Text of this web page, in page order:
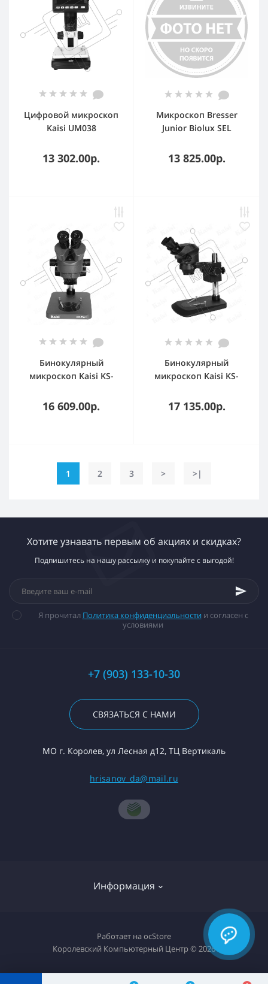
Цифровой микроскоп
Kaisi UM038
13 302.00р.
Микроскоп Bresser
Junior Biolux SEL
3 объектива синий
13 825.00р.
Бинокулярный
микроскоп Kaisi KS-
16 609.00р.
Бинокулярный
микроскоп Kaisi KS-
17 135.00р.
1 2 3 > >|
Хотите узнавать первым об акциях и скидках?
Подпишитесь на нашу рассылку и покупайте с выгодой!
Я прочитал Политика конфиденциальности и согласен с
условиями
+7 (903) 133-10-30
СВЯЗАТЬСЯ С НАМИ
МО г. Королев, ул Лесная д12, ТЦ Вертикаль
hrisanov_da@mail.ru
Информация
О компании
Доставка товара
Политика конфиденциальности
Работает на ocStore
Королевский Компьютерный Центр © 2026